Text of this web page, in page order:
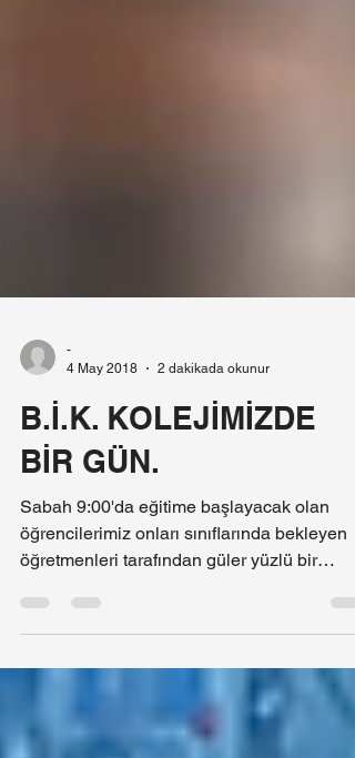
-
B.İ.K. KOLEJİMİZDE
BİR GÜN.
Sabah 9:00'da eğitime başlayacak olan
öğrencilerimiz onları sınıflarında bekleyen